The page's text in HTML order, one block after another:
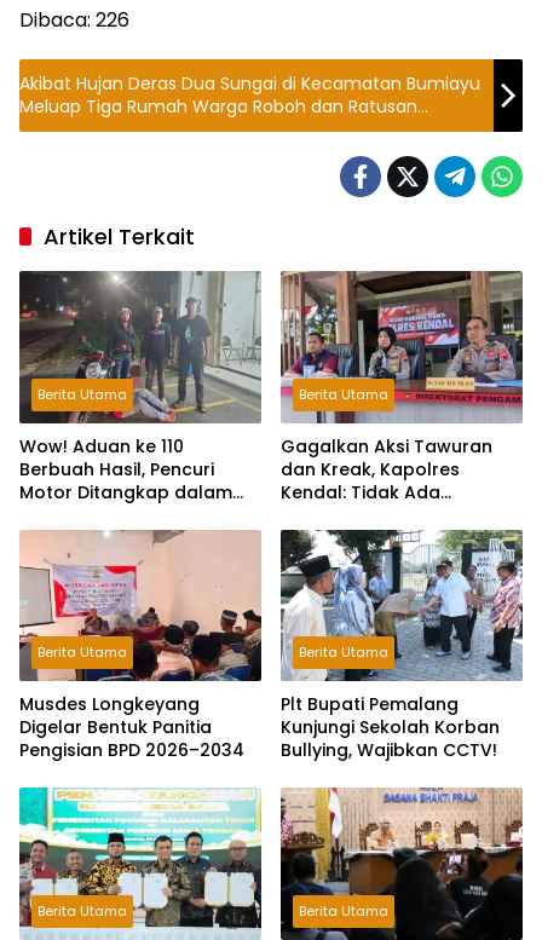
Dibaca: 226
Akibat Hujan Deras Dua Sungai di Kecamatan Bumiayu
Meluap Tiga Rumah Warga Roboh dan Ratusan
Rumah Tergenang Banjir
Artikel Terkait
Berita Utama
Wow! Aduan ke 110
Berbuah Hasil, Pencuri
Motor Ditangkap dalam
Berita Utama
Gagalkan Aksi Tawuran
dan Kreak, Kapolres
Kendal: Tidak Ada
Pelaku Kejahatan Jalanan
Berita Utama
Musdes Longkeyang
Digelar Bentuk Panitia
Pengisian BPD 2026–2034
Berita Utama
Plt Bupati Pemalang
Kunjungi Sekolah Korban
Bullying, Wajibkan CCTV!
Berita Utama Berita Utama